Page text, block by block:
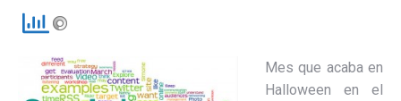
Mes que acaba en
Halloween en el